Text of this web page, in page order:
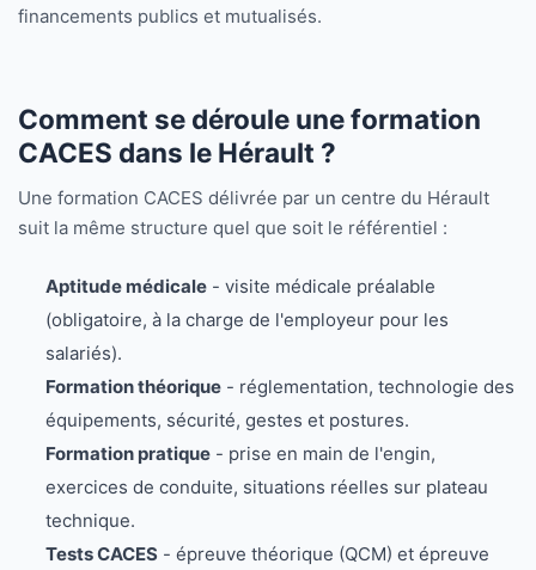
financements publics et mutualisés.
Comment se déroule une formation
CACES dans le Hérault ?
Une formation CACES délivrée par un centre du Hérault
suit la même structure quel que soit le référentiel :
Aptitude médicale- visite médicale préalable
(obligatoire, à la charge de l'employeur pour les
salariés).
Formation théorique- réglementation, technologie des
équipements, sécurité, gestes et postures.
Formation pratique- prise en main de l'engin,
exercices de conduite, situations réelles sur plateau
technique.
Tests CACES- épreuve théorique (QCM) et épreuve